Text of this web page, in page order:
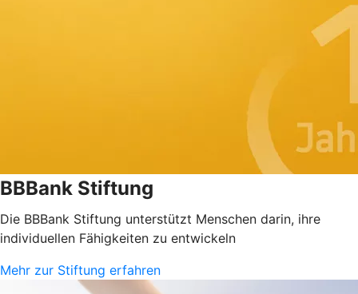
BBBank Stiftung
Die BBBank Stiftung unterstützt Menschen darin, ihre
individuellen Fähigkeiten zu entwickeln
Mehr zur Stiftung erfahren